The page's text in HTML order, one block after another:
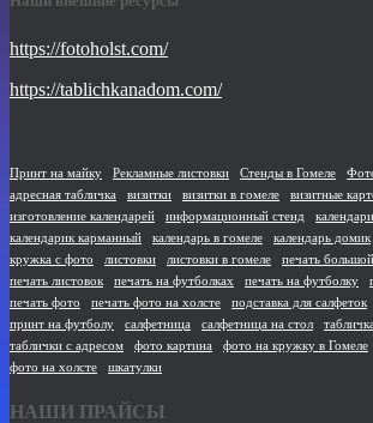
https://fotoholst.com/
https://tablichkanadom.com/
Принт на майку Рекламные листовки Стенды в Гомеле
адресная табличка
визитки визитки в гомеле
визитные
изготовление календарей
информационный стенд календари
календарик карманный
календарь в гомеле календарь домик
кружка с фото
листовки листовки в гомеле
печать
печать листовок
печать на футболках печать на футболку
печать фото
печать фото на холсте подставка для салфеток
принт на футболу
салфетница салфетница на стол
таблички с адресом
фото картина фото на кружку в Гомеле
фото на холсте
шкатулки
НАШИ ПРАЙСЫ